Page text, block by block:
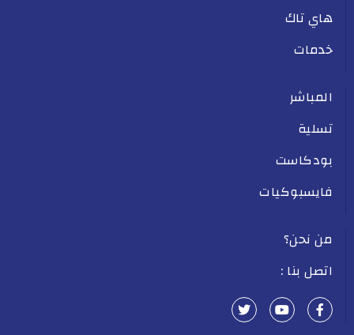
هاي تاك
خدمات
المباشر
تسلية
بودكاست
فايسبوكيات
من نحن؟
اتصل بنا :